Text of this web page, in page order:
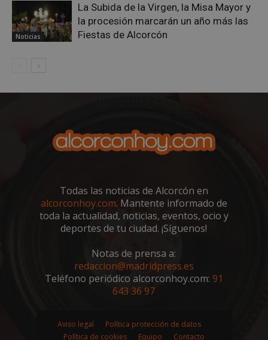
Noticias
La Subida de la Virgen, la Misa Mayor y
la procesión marcarán un año más las
Fiestas de Alcorcón
Todas las noticias de Alcorcón en
alcorconhoy.com. Mantente informado de
toda la actualidad, noticias, eventos, ocio y
deportes de tu ciudad. ¡Síguenos!
Notas de prensa a:
redaccion@madridpress.es
Teléfono periódico alcorconhoy.com: 91
643 36 97
Aviso legal
Política protección de datos
Política de cookies
Equipo Contacto